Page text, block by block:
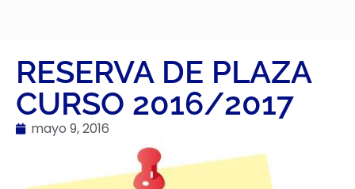
RESERVA DE PLAZA
CURSO 2016/2017
mayo 9, 2016